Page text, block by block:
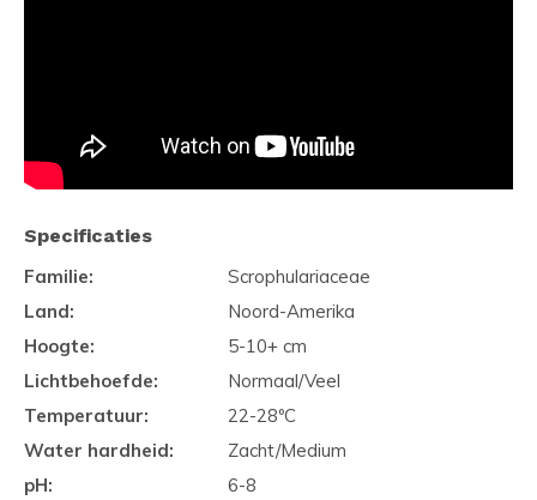
Specificaties
Familie:
Scrophulariaceae
Land:
Noord-Amerika
Hoogte:
5-10+ cm
Lichtbehoefde:
Normaal/Veel
Temperatuur:
22-28ºC
Water hardheid:
Zacht/Medium
pH:
6-8